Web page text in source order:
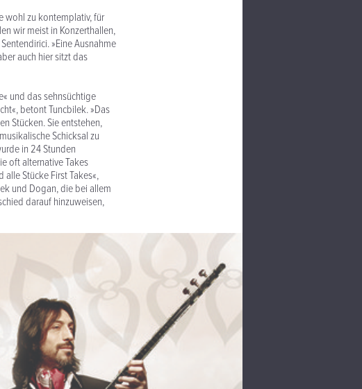
wohl zu kontemplativ, für
wir meist in Konzerthallen,
»Eine Ausnahme
auch hier sitzt das
und das sehnsüchtige
betont Tuncbilek. »Das
Stücken. Sie entstehen,
Schicksal zu
in 24 Stunden
oft alternative Takes
Stücke First Takes«,
und Dogan, die bei allem
darauf hinzuweisen,